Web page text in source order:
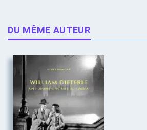
DU MÊME AUTEUR